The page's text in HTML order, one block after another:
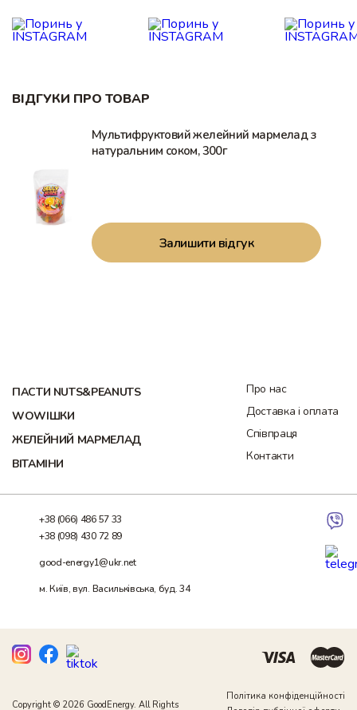
ВІДГУКИ ПРО ТОВАР
Мультифруктовий желейний мармелад з
натуральним соком, 300г
Залишити відгук
ПАСТИ NUTS&PEANUTS
WOWІШКИ
ЖЕЛЕЙНИЙ МАРМЕЛАД
ВІТАМІНИ
Про нас
Доставка і оплата
Співпраця
Контакти
+38 (066) 486 57 33
+38 (098) 430 72 89
good-energy1@ukr.net
м. Київ, вул. Васильківська, буд. 34
Copyright © 2026 GoodEnergy. All Rights
Політика конфіденційності